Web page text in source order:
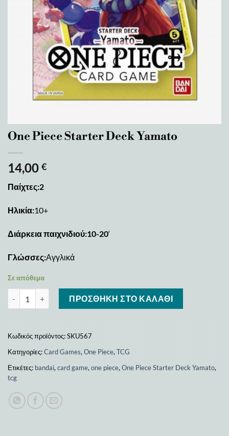
One Piece Starter Deck Yamato
14,00 €
Παίχτες:2
Ηλικία:10+
Διάρκεια παιχνιδιού:10-20‘
Γλώσσες:Αγγλικά
Σε απόθεμα
One Piece Starter Deck Yamato ποσότητα
ΠΡΟΣΘΉΚΗ ΣΤΟ ΚΑΛΆΘΙ
Κωδικός προϊόντος:SKU567
Κατηγορίες:Card Games, One Piece, TCG
Ετικέτες: bandai, card game, one piece, One Piece Starter Deck Yamato,
tcg